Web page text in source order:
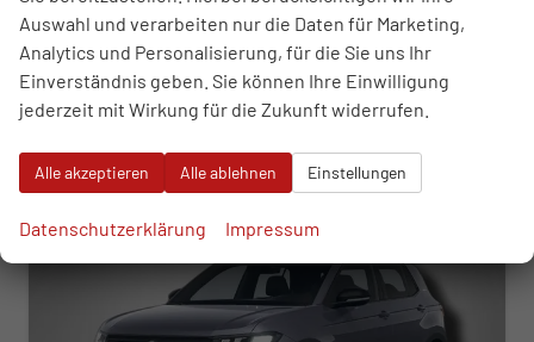
26.390,– €
incl. 19% MwSt.
Verbrauch kombiniert: 5,80 l/100km
CO2-Emissionen:131,00 g/km
ab 272,– € mtl.
Auswahl und verarbeiten nur die Daten für Marketing,
Analytics und Personalisierung, für die Sie uns Ihr
Einverständnis geben. Sie können Ihre Einwilligung
jederzeit mit Wirkung für die Zukunft widerrufen.
Alle akzeptieren Alle ablehnen Einstellungen
Datenschutzerklärung Impressum